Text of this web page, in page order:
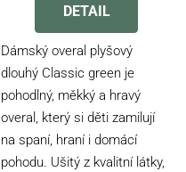
produktu
3,5
z
5
hvězdiček.
DETAIL
Dámský overal plyšový
dlouhý Classic green je
pohodlný, měkký a hravý
overal, který si děti zamilují
na spaní, hraní i domácí
pohodu. Ušitý z kvalitní látky,